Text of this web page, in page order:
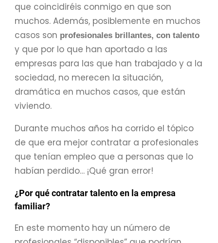
que coincidiréis conmigo en que son
muchos. Además, posiblemente en muchos
casos son profesionales brillantes, con talento
y que por lo que han aportado a las
empresas para las que han trabajado y a la
sociedad, no merecen la situación,
dramática en muchos casos, que están
viviendo.
Durante muchos años ha corrido el tópico
de que era mejor contratar a profesionales
que tenían empleo que a personas que lo
habían perdido… ¡Qué gran error!
¿Por qué contratar talento en la empresa
familiar?
En este momento hay un número de